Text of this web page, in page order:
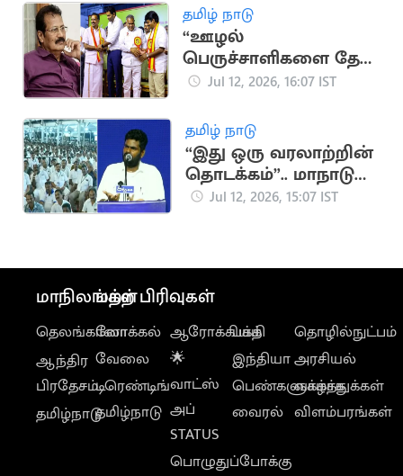
தமிழ் நாடு
“ஊழல்
பெருச்சாளிகளை தேடி
தவெக-விற்கு
கிருஷ்ணசாமி
விமர்சனம்
Jul 12, 2026, 16:07 IST
தமிழ் நாடு
“இது ஒரு வரலாற்றின்
தொடக்கம்”.. மாநாடு
குறித்து
Jul 12, 2026, 15:07 IST
மாநிலங்கள்
தெலங்கானா
ஆந்திர
பிரதேசம்
தமிழ்நாடு
மற்ற பிரிவுகள்
லோக்கல்
வேலை
டிரெண்டிங்
தமிழ்நாடு
ஆரோக்கியம்
🌟
வாட்ஸ்
அப்
STATUS
பொழுதுப்போக்கு
பக்தி
இந்தியா
பெண்களுக்காக
வைரல்
தொழில்நுட்பம்
அரசியல்
வாழ்த்துக்கள்
விளம்பரங்கள்